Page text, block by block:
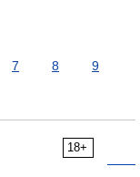
7 8
9
18+